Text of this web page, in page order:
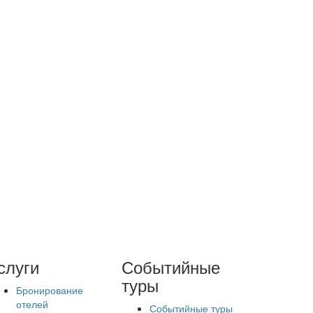
Бронирование
отелей
Событийные
туры
Событийные туры